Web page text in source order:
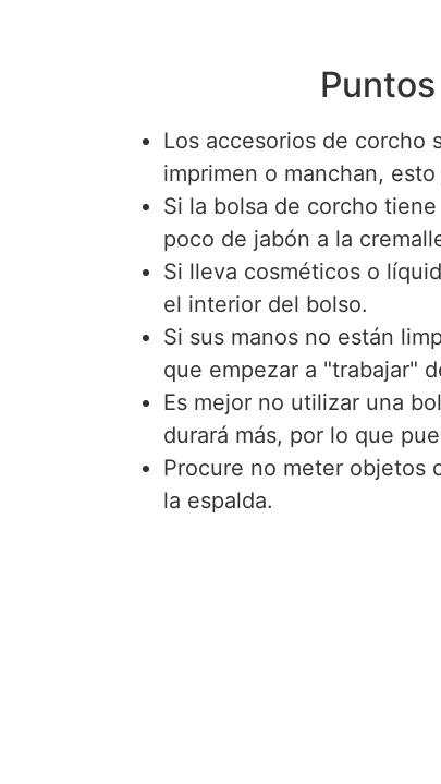
Los accesorios de corcho
imprimen o manchan,
Si la bolsa de corcho
poco de jabón a la
Si lleva cosméticos o
el interior del bolso.
Si sus manos no están
que empezar a "trabajar"
Es mejor no utilizar una
durará más, por lo que
Procure no meter objetos
la espalda.